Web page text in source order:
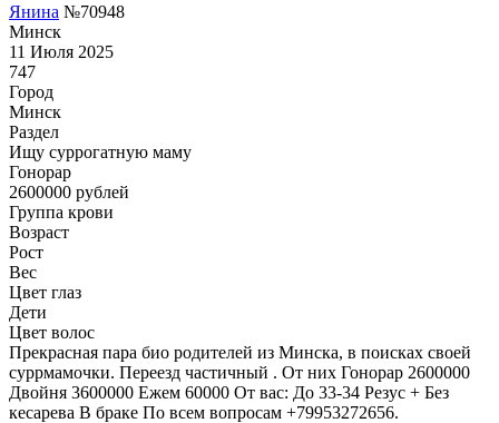
Янина №70948
Минск
11 Июля 2025
747
Город
Минск
Раздел
Ищу суррогатную маму
Гонoрар
2600000 рублей
Группа крови
Возраст
Рост
Вес
Цвет глаз
Дети
Цвет волос
Прекрасная пара био родителей из Минска, в поисках своей
суррмамочки. Переезд частичный . От них Гонорар 2600000
Двойня 3600000 Ежем 60000 От вас: До 33-34 Резус + Без
кесарева В браке По всем вопросам +79953272656.